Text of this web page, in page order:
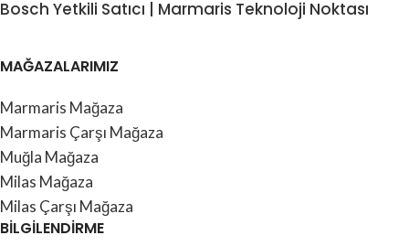
Bosch Yetkili Satıcı | Marmaris Teknoloji Noktası
MAĞAZALARIMIZ
Marmaris Mağaza
Marmaris Çarşı Mağaza
Muğla Mağaza
Milas Mağaza
Milas Çarşı Mağaza
BİLGİLENDİRME